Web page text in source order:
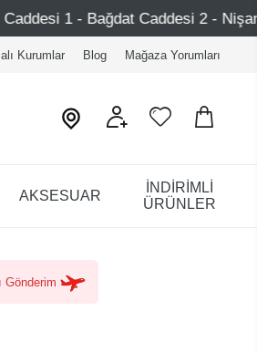
Caddesi 2 - Nişantaşı – Etiler –
Kurumlar Blog Mağaza Yorumları
AKSESUAR
İNDİRİMLİ
ÜRÜNLER
Gönderim